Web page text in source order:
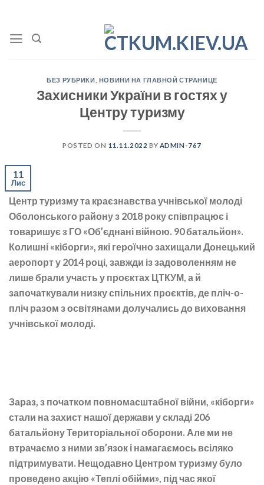
content
БЕЗ РУБРИКИ НОВИНИ НА ГЛАВНОЙ СТРАНИЦЕ
Захисники України в гостях у
Центру туризму
POSTED ON 11.11.2022 BY ADMIN-767
11
Лис
Центр туризму та краєзнавства учнівської молоді
Оболонського району з 2018 року співпрацює і
товаришує з ГО «Об’єднані війною. 90 батальйон».
Колишні «кіборги», які героїчно захищали Донецький
аеропорт у 2014 році, завжди із задоволенням не
лише брали участь у проєктах ЦТКУМ, а й
започаткували низку спільних проєктів, де пліч-о-
пліч разом з освітянами долучались до виховання
учнівської молоді.
Зараз, з початком повномасштабної війни, «кіборги»
стали на захист нашої держави у складі 206
батальйону Територіальної оборони. Але ми не
втрачаємо з ними зв’язок і намагаємось всіляко
підтримувати. Нещодавно Центром туризму було
проведено акцію «Теплі обійми», під час якої